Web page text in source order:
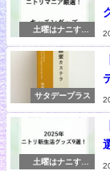
土曜はナニす
サタデープラス
土曜はナニす